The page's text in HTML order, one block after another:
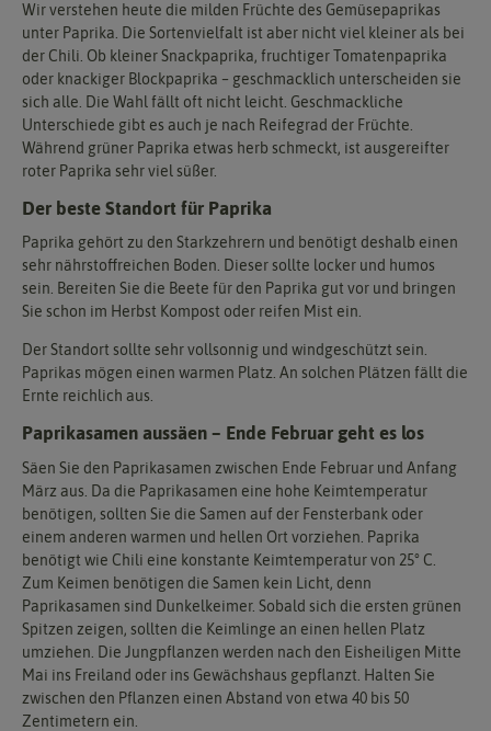
Wir verstehen heute die milden Früchte des Gemüsepaprikas
unter Paprika. Die Sortenvielfalt ist aber nicht viel kleiner als bei
der Chili. Ob kleiner Snackpaprika, fruchtiger Tomatenpaprika
oder knackiger Blockpaprika – geschmacklich unterscheiden sie
sich alle. Die Wahl fällt oft nicht leicht. Geschmackliche
Unterschiede gibt es auch je nach Reifegrad der Früchte.
Während grüner Paprika etwas herb schmeckt, ist ausgereifter
roter Paprika sehr viel süßer.
Der beste Standort für Paprika
Paprika gehört zu den Starkzehrern und benötigt deshalb einen
sehr nährstoffreichen Boden. Dieser sollte locker und humos
sein. Bereiten Sie die Beete für den Paprika gut vor und bringen
Sie schon im Herbst Kompost oder reifen Mist ein.
Der Standort sollte sehr vollsonnig und windgeschützt sein.
Paprikas mögen einen warmen Platz. An solchen Plätzen fällt die
Ernte reichlich aus.
Paprikasamen aussäen – Ende Februar geht es los
Säen Sie den Paprikasamen zwischen Ende Februar und Anfang
März aus. Da die Paprikasamen eine hohe Keimtemperatur
benötigen, sollten Sie die Samen auf der Fensterbank oder
einem anderen warmen und hellen Ort vorziehen. Paprika
benötigt wie Chili eine konstante Keimtemperatur von 25° C.
Zum Keimen benötigen die Samen kein Licht, denn
Paprikasamen sind Dunkelkeimer. Sobald sich die ersten grünen
Spitzen zeigen, sollten die Keimlinge an einen hellen Platz
umziehen. Die Jungpflanzen werden nach den Eisheiligen Mitte
Mai ins Freiland oder ins Gewächshaus gepflanzt. Halten Sie
zwischen den Pflanzen einen Abstand von etwa 40 bis 50
Zentimetern ein.